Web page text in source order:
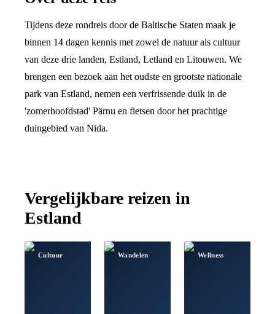
Tijdens deze rondreis door de Baltische Staten maak je
binnen 14 dagen kennis met zowel de natuur als cultuur
van deze drie landen, Estland, Letland en Litouwen. We
brengen een bezoek aan het oudste en grootste nationale
park van Estland, nemen een verfrissende duik in de
'zomerhoofdstad' Pärnu en fietsen door het prachtige
duingebied van Nida.
Vergelijkbare reizen in
Estland
Cultuur Wandelen Wellness